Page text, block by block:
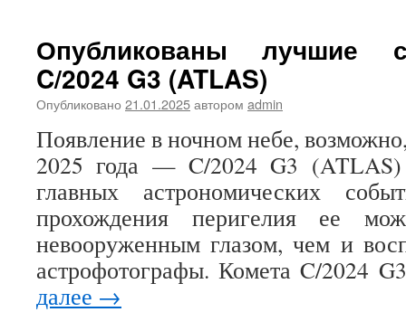
Опубликованы лучшие
C/2024 G3 (ATLAS)
Опубликовано 21.01.2025автором admin
Появление в ночном небе,
2025 года — C/2024 G3
главных астрономических
прохождения перигелия ее
невооруженным глазом, чем и
астрофотографы. Комета C/2024
далее →